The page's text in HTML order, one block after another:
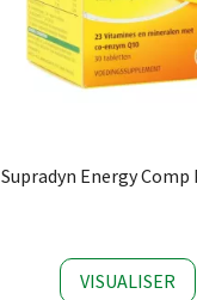
Supradyn Energy Comp
VISUALISER